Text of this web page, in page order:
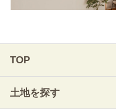
TOP
土地を探す